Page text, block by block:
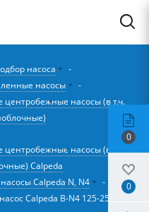
насоса
-
насосы
-
центробежные насосы (в т.ч.
насосы (в т.ч.
Calpeda
Calpeda N, N4
-
Calpeda B-N4 125-250C/A
0
0